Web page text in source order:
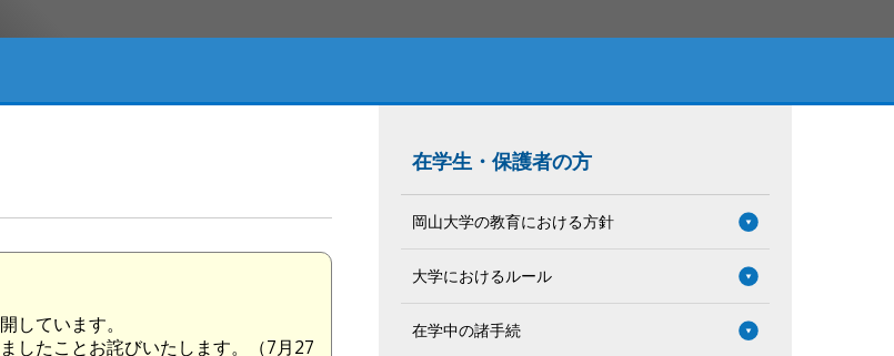
しています。
したことお詫びいたします。（7月27
在学生・保護者の方
岡山大学の教育における方針
大学におけるルール
在学中の諸手続